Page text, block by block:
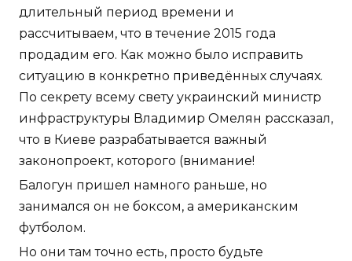
длительный период времени и
рассчитываем, что в течение 2015 года
продадим его. Как можно было исправить
ситуацию в конкретно приведённых случаях.
По секрету всему свету украинский министр
инфраструктуры Владимир Омелян рассказал,
что в Киеве разрабатывается важный
законопроект, которого (внимание!
Балогун пришел намного раньше, но
занимался он не боксом, а американским
футболом.
Но они там точно есть, просто будьте